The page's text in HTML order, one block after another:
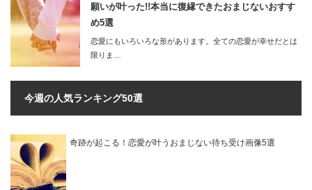
願いが叶った!!本当に復縁できたおまじないおすす
め5選
恋愛にもいろいろな形があります。全ての恋愛が幸せだとは
限りま…
今週の人気ランキング50選
奇跡が起こる！恋愛が叶うおまじない待ち受け画像5選